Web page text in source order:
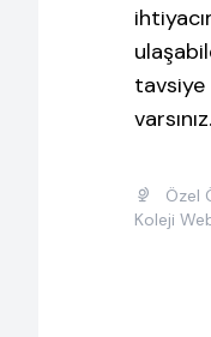
tavsiye
Özel
Koleji